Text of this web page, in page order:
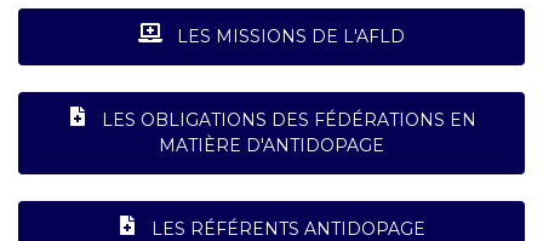
LES MISSIONS DE L'AFLD
LES OBLIGATIONS DES FÉDÉRATIONS EN
MATIÈRE D'ANTIDOPAGE
LES RÉFÉRENTS ANTIDOPAGE